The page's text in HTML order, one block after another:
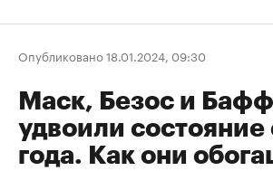
Опубликовано 18.01.2024, 09:30
Маск, Безос и
удвоили
года. Как они